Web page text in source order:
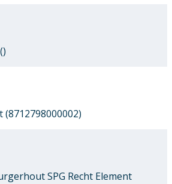
SPG Recht Element